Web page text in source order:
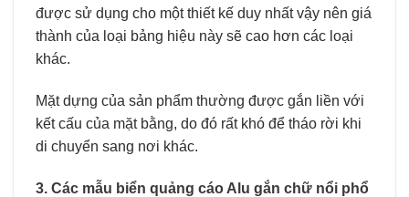
được sử dụng cho một thiết kế duy nhất vậy nên giá
thành của loại bảng hiệu này sẽ cao hơn các loại
khác.
Mặt dựng của sản phẩm thường được gắn liền với
kết cấu của mặt bằng, do đó rất khó để tháo rời khi
di chuyển sang nơi khác.
3. Các mẫu biển quảng cáo Alu gắn chữ nổi phổ